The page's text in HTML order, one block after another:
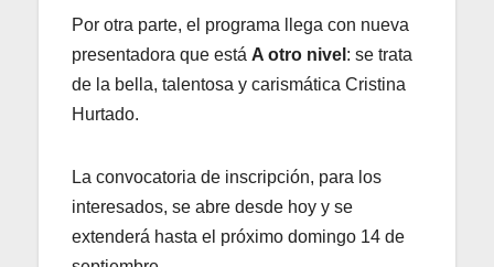
Por otra parte, el programa llega con nueva
presentadora que está A otro nivel : se trata
de la bella, talentosa y carismática Cristina
Hurtado.
La convocatoria de inscripción, para los
interesados, se abre desde hoy y se
extenderá hasta el próximo domingo 14 de